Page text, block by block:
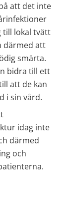
att det inte
till lokal tvätt
därmed att
smärta.
bidra till ett
att de kan
i sin vård.
idag inte
därmed
och